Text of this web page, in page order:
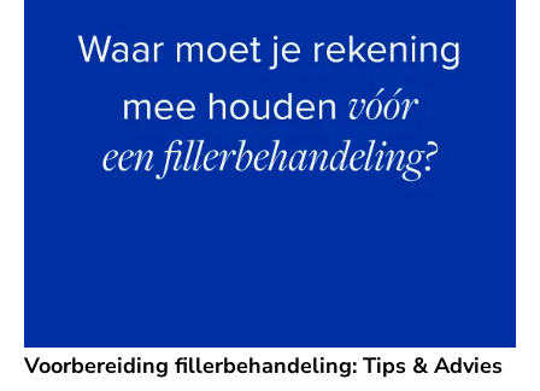
Voorbereiding fillerbehandeling: Tips & Advies